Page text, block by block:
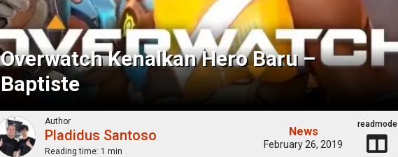
Overwatch Kenalkan Hero Baru –
Baptiste
Author
Pladidus Santoso
Reading time: 1 min
News
February 26, 2019
readmode